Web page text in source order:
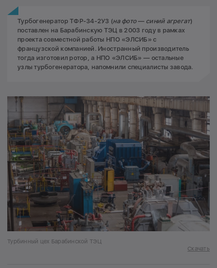
Турбогенератор ТФР-34-2У3 (на фото — синий агрегат)
поставлен на Барабинскую ТЭЦ в 2003 году в рамках
проекта совместной работы НПО «ЭЛСИБ» с
французской компанией. Иностранный производитель
тогда изготовил ротор, а НПО «ЭЛСИБ» — остальные
узлы турбогенератора, напомнили специалисты завода.
Турбинный цех Барабинской ТЭЦ
Скачать